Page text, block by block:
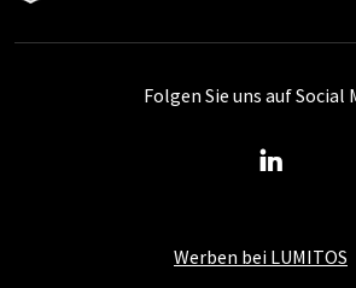
Werben bei LUMITOS
Folgen Sie uns auf Social